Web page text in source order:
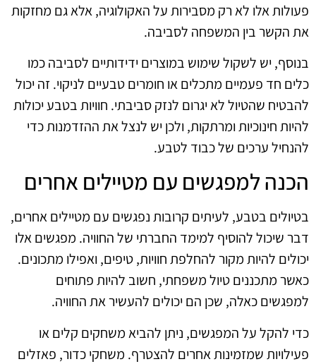
פעולות אלו לא רק מסבירות על האקולוגיה, אלא גם מחזקות
את הקשר בין המשפחה לסביבה.
בנוסף, יש לשקול שימוש במוצרים ידידותיים לסביבה כמו
כלים חד פעמיים מתכלים או חומרים טבעיים לניקוי. זה יכול
להבטיח שהטיול לא יגרום לנזק סביבתי. חוויות בטבע יכולות
להיות חינוכיות ומרתקות, ולכן יש לנצל את ההזדמנות כדי
להנחיל ערכים של כבוד לטבע.
הכנה למפגשים עם מטיילים אחרים
בטיולים בטבע, לעיתים קרובות נפגשים עם מטיילים אחרים,
דבר שיכול להוסיף למימד החברתי של החוויה. מפגשים אלו
יכולים להיות מקור להחלפת חוויות, טיפים, ואפילו מתכונים.
כאשר מתכננים טיול משפחתי, חשוב להיות פתוחים
למפגשים כאלה, שכן הם יכולים להעשיר את החוויה.
כדי להקל על המפגשים, ניתן להביא משחקים קלים או
פעילויות שמזמינות אחרים להצטרף. משחקי כדור, פאזלים